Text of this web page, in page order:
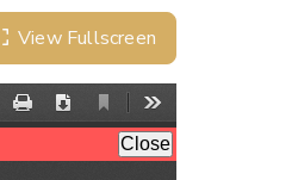
View Fullscreen